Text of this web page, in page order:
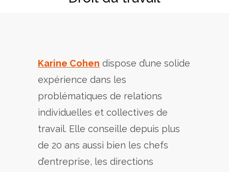
Karine Cohen dispose d’une solide
expérience dans les
problématiques de relations
individuelles et collectives de
travail. Elle conseille depuis plus
de 20 ans aussi bien les chefs
d’entreprise, les directions